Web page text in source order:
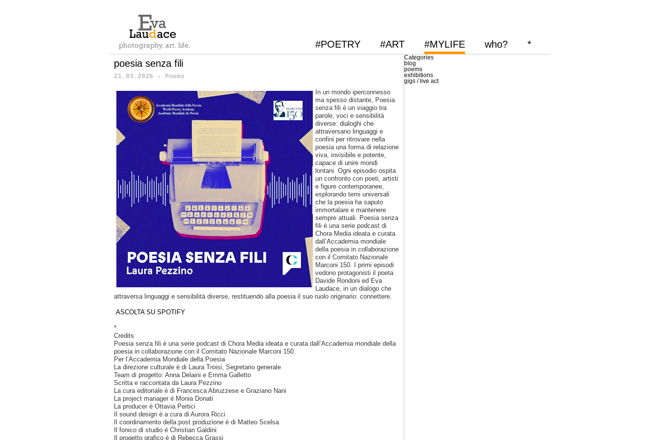
#POETRY #ART #MYLIFE who?
*
poesia senza fili
21.03.2026 - Poems
In un mondo iperconnesso
ma spesso distante, Poesia
senza fili è un viaggio tra
parole, voci e sensibilità
diverse: dialoghi che
attraversano linguaggi e
confini per ritrovare nella
poesia una forma di relazione
viva, invisibile e potente,
capace di unire mondi
lontani. Ogni episodio ospita
un confronto con poeti, artisti
e figure contemporanee,
esplorando temi universali
che la poesia ha saputo
immortalare e mantenere
sempre attuali. Poesia senza
fili è una serie podcast di
Chora Media ideata e curata
dall’Accademia mondiale
della poesia in collaborazione
con il Comitato Nazionale
Marconi 150. I primi episodi
vedono protagonisti il poeta
Davide Rondoni ed Eva
Laudace, in un dialogo che
attraversa linguaggi e sensibilità diverse, restituendo alla poesia il suo ruolo originario: connettere.
ASCOLTA SU SPOTIFY
*
Credits
Poesia senza fili è una serie podcast di Chora Media ideata e curata dall’Accademia mondiale della
poesia in collaborazione con il Comitato Nazionale Marconi 150.
Per l’Accademia Mondiale della Poesia
La direzione culturale è di Laura Troisi, Segretario generale
Team di progetto: Anna Delaini e Emma Galletto
Scritta e raccontata da Laura Pezzino
La cura editoriale è di Francesca Abruzzese e Graziano Nani
La project manager è Monia Donati
La producer è Ottavia Pertici
Il sound design è a cura di Aurora Ricci
Il coordinamento della post produzione è di Matteo Scelsa
Il fonico di studio è Christian Galdini
Il progetto grafico è di Rebecca Grassi
Categories
blog
poems
exhibitions
gigs / live act